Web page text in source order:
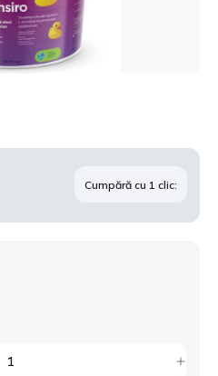
Cumpără cu 1 clic: